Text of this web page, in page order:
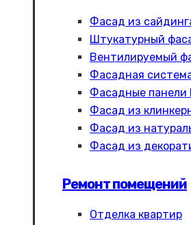
Фасад из
Штукатурный
Вентилируемый
Фасадная
Фасадные панели
Фасад из
Фасад из
Фасад из
Ремонт помещений
Отделка квартир